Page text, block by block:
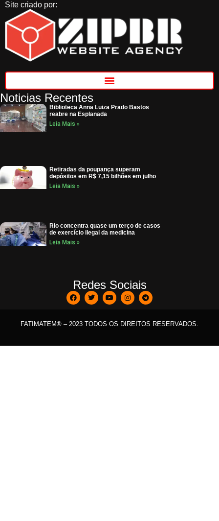
Site criado por:
Noticias Recentes
Biblioteca Anna Luiza Prado Bastos
reabre na Esplanada
Leia Mais »
Retiradas da poupança superam
depósitos em R$ 7,15 bilhões em julho
Leia Mais »
Rio concentra quase um terço de casos
de exercício ilegal da medicina
Leia Mais »
Redes Sociais
FATIMATEM® – 2023 TODOS OS DIREITOS RESERVADOS.